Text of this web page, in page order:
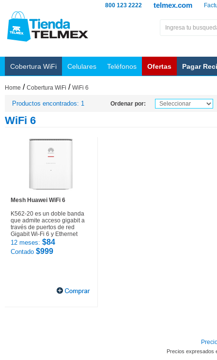
telmex.com
800 123 2222
Cobertura WiFi Celulares Teléfonos Ofertas Pagar
Home / Cobertura WiFi / WiFi 6
Productos encontrados: 1 Ordenar por:
WiFi 6
Mesh Huawei WiFi 6
K562-20 es un doble banda
que admite acceso gigabit a
través de puertos de red
Gigabit Wi-Fi 6 y Ethernet
12 meses: $84
Contado $999
Precios expresados